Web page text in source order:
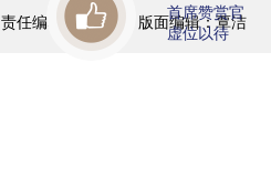
责任编辑：曹文姣 | 版面编辑：覃洁
首席赞赏官
虚位以待